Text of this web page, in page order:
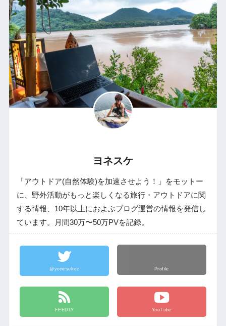
ヨネスケ
「アウトドア(自然体験)を加速させよう！」をモットー
に、野外活動がもっと楽しくなる旅行・アウトドアに関
する情報、10年以上におよぶブログ運営の情報を発信し
ています。月間30万〜50万PVを記録。
@yonesukez Profile
FEEDLY YouTube